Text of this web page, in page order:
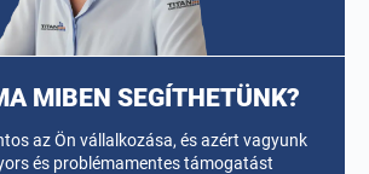
MIBEN SEGÍTHETÜNK?
az Ön vállalkozása, és azért vagyunk
és problémamentes támogatást